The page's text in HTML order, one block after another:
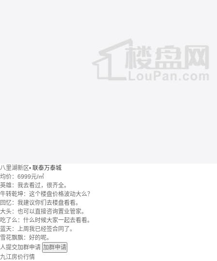
八里湖新区• 联泰万泰城
均价： 6999元/㎡
英雄：我去看过，很齐全。
牛转乾坤：这个楼盘价格波动大么？
回忆：我建议你们去楼盘看看。
大头：也可以直接咨询置业管家。
吃了么：什么时候大家一起去看看。
蓝天：上周我已经签合同了。
雪花飘飘：好的呢。
人提交加群申请 加群申请
九江房价行情